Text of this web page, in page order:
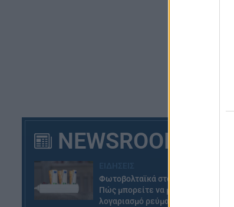
NEWSROOM
Φωτοβολταϊκά στο μπαλκόνι:
Πώς μπορείτε να μειώσετε τον
λογαριασμό ρεύματος